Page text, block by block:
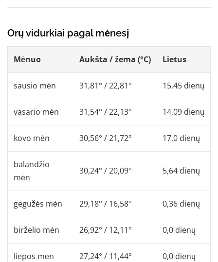
Orų vidurkiai pagal mėnesį
Mėnuo Aukšta / žema (°C) Lietus
sausio mėn 31,81° / 22,81° 15,45 dienų
vasario mėn 31,54° / 22,13° 14,09 dienų
kovo mėn 30,56° / 21,72° 17,0 dienų
balandžio
mėn
30,24° / 20,09° 5,64 dienų
gegužės mėn 29,18° / 16,58° 0,36 dienų
birželio mėn 26,92° / 12,11° 0,0 dienų
liepos mėn 27,24° / 11,44° 0,0 dienų